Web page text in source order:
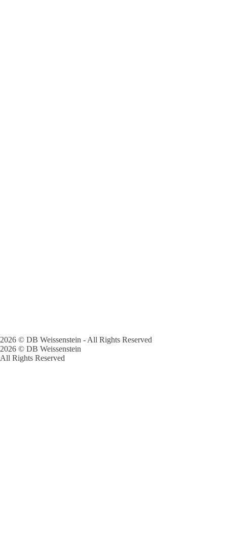
2026 © DB Weissenstein - All Rights Reserved
2026 © DB Weissenstein
All Rights Reserved